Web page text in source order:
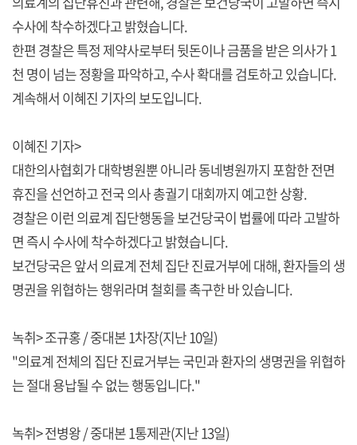
수사에 착수하겠다고 밝혔습니다.
한편 경찰은 특정 제약사로부터 뒷돈이나 금품을 받은 의사가 1
천 명이 넘는 정황을 파악하고, 수사 확대를 검토하고 있습니다.
계속해서 이혜진 기자의 보도입니다.
이혜진 기자>
대한의사협회가 대학병원뿐 아니라 동네병원까지 포함한 전면
휴진을 선언하고 전국 의사 총궐기 대회까지 예고한 상황.
경찰은 이런 의료계 집단행동을 보건당국이 법률에 따라 고발하
면 즉시 수사에 착수하겠다고 밝혔습니다.
보건당국은 앞서 의료계 전체 집단 진료거부에 대해, 환자들의 생
명권을 위협하는 행위라며 철회를 촉구한 바 있습니다.
녹취> 조규홍 / 중대본 1차장(지난 10일)
"의료계 전체의 집단 진료거부는 국민과 환자의 생명권을 위협하
는 절대 용납될 수 없는 행동입니다."
녹취> 전병왕 / 중대본 1통제관(지난 13일)